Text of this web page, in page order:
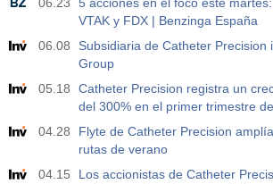
VTAK y FDX | Benzinga España
06.08
Subsidiaria de Catheter Precision
Group
05.18
Catheter Precision registra un
del 300% en el primer trimestre
04.28
Flyte de Catheter Precision
rutas de verano
04.15
Los accionistas de Catheter